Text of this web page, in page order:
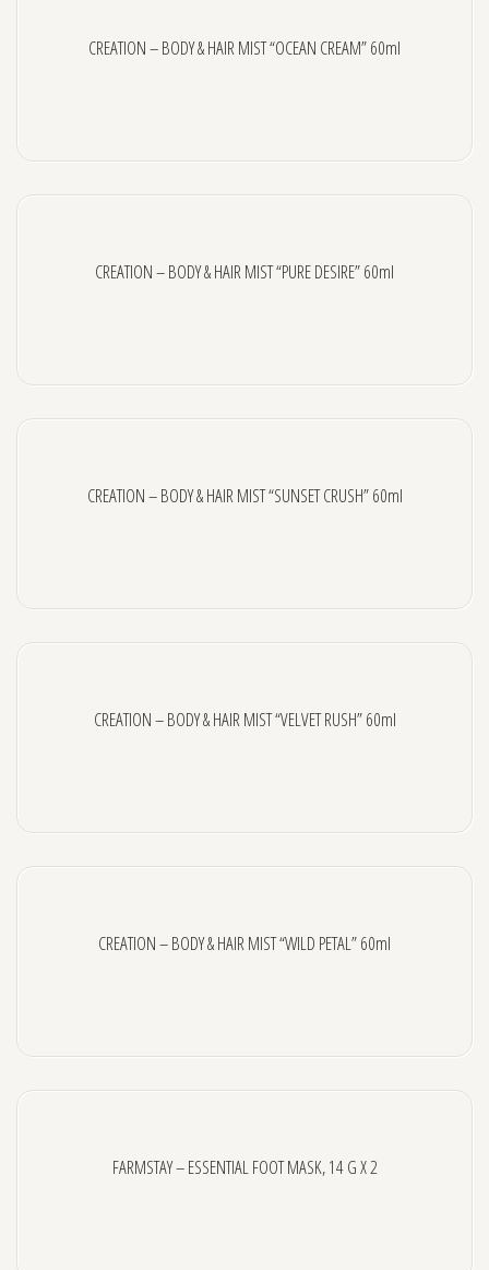
BEAUUGREEN – Kbeauty
BEAUTY JAR
CREATION – BODY & HAIR MIST “OCEAN CREAM” 60ml
CREATION – BODY & HAIR MIST “PURE DESIRE” 60ml
CREATION – BODY & HAIR MIST “SUNSET CRUSH” 60ml
CREATION – BODY & HAIR MIST “VELVET RUSH” 60ml
CREATION – BODY & HAIR MIST “WILD PETAL” 60ml
FARMSTAY – ESSENTIAL FOOT MASK, 14 G X 2